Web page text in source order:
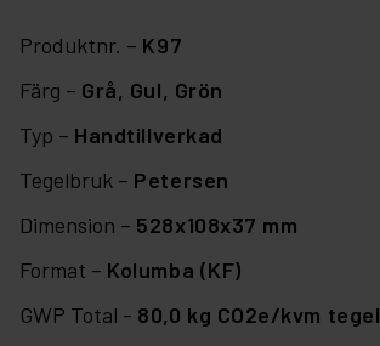
Produktnr. – K97
Färg – Grå, Gul, Grön
Typ – Handtillverkad
Tegelbruk – Petersen
Dimension – 528x108x37 mm
Format – Kolumba (KF)
GWP Total - 80,0 kg CO2e/kvm tegel